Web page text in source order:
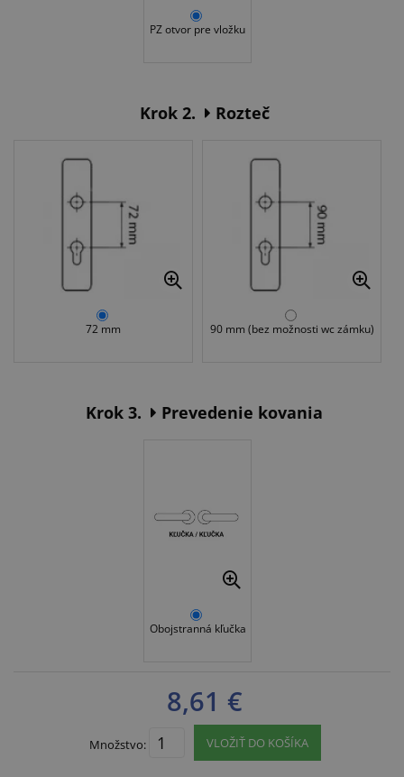
PZ otvor pre vložku
Krok 2. Rozteč
72 mm 90 mm (bez možnosti wc zámku)
Krok 3. Prevedenie kovania
Obojstranná kľučka
8,61 €
Množstvo: VLOŽIŤ DO KOŠÍKA